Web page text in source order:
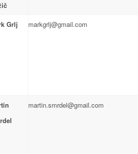
Grlj markgrlj@gmail.com
martin.smrdel@gmail.com